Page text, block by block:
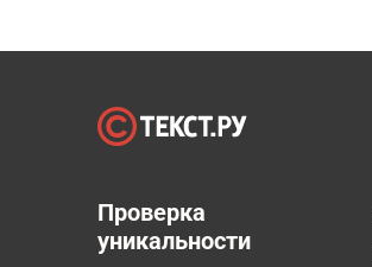
Проверка
уникальности